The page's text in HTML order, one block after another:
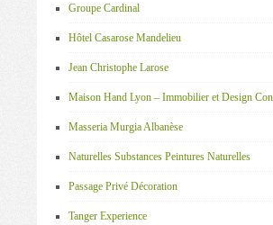
Groupe Cardinal
Hôtel Casarose Mandelieu
Jean Christophe Larose
Maison Hand Lyon – Immobilier et Design
Masseria Murgia Albanèse
Naturelles Substances Peintures Naturelles
Passage Privé Décoration
Tanger Experience